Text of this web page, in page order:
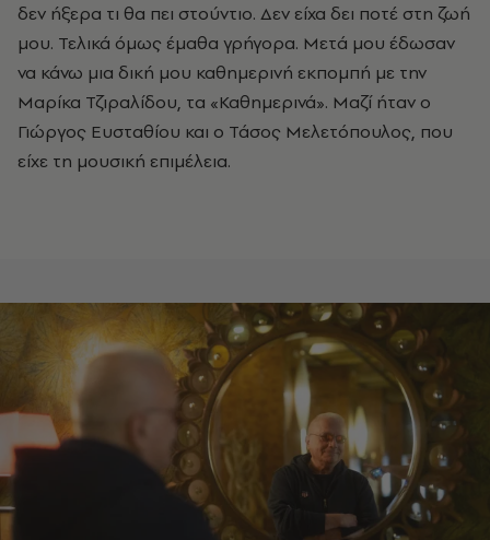
δεν ήξερα τι θα πει στούντιο. Δεν είχα δει ποτέ στη ζωή
μου. Τελικά όμως έμαθα γρήγορα. Μετά μου έδωσαν
να κάνω μια δική μου καθημερινή εκπομπή με την
Μαρίκα Τζιραλίδου, τα «Καθημερινά». Μαζί ήταν ο
Γιώργος Ευσταθίου και ο Τάσος Μελετόπουλος, που
είχε τη μουσική επιμέλεια.